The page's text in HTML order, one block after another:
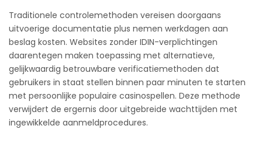
Traditionele controlemethoden vereisen doorgaans
uitvoerige documentatie plus nemen werkdagen aan
beslag kosten. Websites zonder IDIN-verplichtingen
daarentegen maken toepassing met alternatieve,
gelijkwaardig betrouwbare verificatiemethoden dat
gebruikers in staat stellen binnen paar minuten te starten
met persoonlijke populaire casinospellen. Deze methode
verwijdert de ergernis door uitgebreide wachttijden met
ingewikkelde aanmeldprocedures.